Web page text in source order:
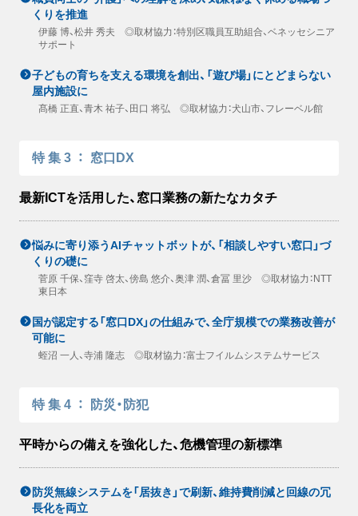
くりを推進
伊藤 博、松井 秀夫 ◎取材協力：特別区職員互助組合、ベネッセシニア
サポート
子どもの育ちを支える環境を創出、「遊び場」にとどまらない
屋内施設に
髙橋 正直、青木 祐子、田口 将弘 ◎取材協力：犬山市、フレーベル館
特集3 ： 窓口DX
最新ICTを活用した、窓口業務の新たなカタチ
悩みに寄り添うAIチャットボットが、「相談しやすい窓口」づ
くりの礎に
菅原 千保、窪寺 啓太、傍島 悠介、奥津 潤、倉冨 里沙 ◎取材協力：NTT
東日本
国が認定する「窓口DX」の仕組みで、全庁規模での業務改善が
可能に
蛭沼 一人、寺浦 隆志 ◎取材協力：富士フイルムシステムサービス
特集4 ： 防災・防犯
平時からの備えを強化した、危機管理の新標準
防災無線システムを「居抜き」で刷新、維持費削減と回線の冗
長化を両立